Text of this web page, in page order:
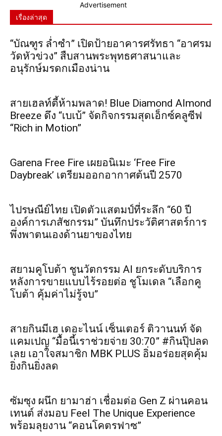
Advertisement
เรื่องล่าสุด
“บัณฑูร ล่ำซำ” เปิดป้ายอาคารศรัทธา “อาศรม
วัดหัวข่วง” สืบสานพระพุทธศาสนาและ
อนุรักษ์มรดกเมืองน่าน
สายเฮลท์ตี้ห้ามพลาด! Blue Diamond Almond
Breeze ดึง “เบเบ้” จัดกิจกรรมสุดเอ็กซ์คลูซีฟ
“Rich in Motion”
Garena Free Fire เผยอนิเมะ ‘Free Fire
Daybreak’ เตรียมออกอากาศต้นปี 2570
ไปรษณีย์ไทย เปิดตัวแสตมป์ที่ระลึก “60 ปี
องค์การเภสัชกรรม” บันทึกประวัติศาสตร์การ
พึ่งพาตนเองด้านยาของไทย
สยามคูโบต้า ชูนวัตกรรม AI ยกระดับบริการ
หลังการขายแบบไร้รอยต่อ ชูโมเดล “เลือกคู
โบต้า คุ้มค่าไม่รู้จบ”
สายกินมีเฮ เดอะไนน์ เซ็นเตอร์ ติวานนท์ จัด
แคมเปญ “มื้อนี้เราช่วยจ่าย 30:70” #กินปุ๊ปลด
เลย เอาใจสมาชิก MBK PLUS อิ่มอร่อยสุดคุ้ม
ยิ่งกินยิ่งลด
ซัมซุง ผนึก ยามาฮ่า เชื่อมต่อ Gen Z ผ่านคอน
เทนต์ ส่งมอบ Feel The Unique Experience
พร้อมลุยงาน “คอนโคตรฟาซ”